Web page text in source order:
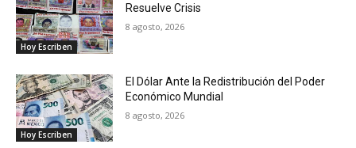
Hoy Escriben
Resuelve Crisis
8 agosto, 2026
Hoy Escriben
El Dólar Ante la Redistribución del Poder
Económico Mundial
8 agosto, 2026